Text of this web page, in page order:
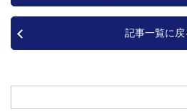
記事一覧に戻